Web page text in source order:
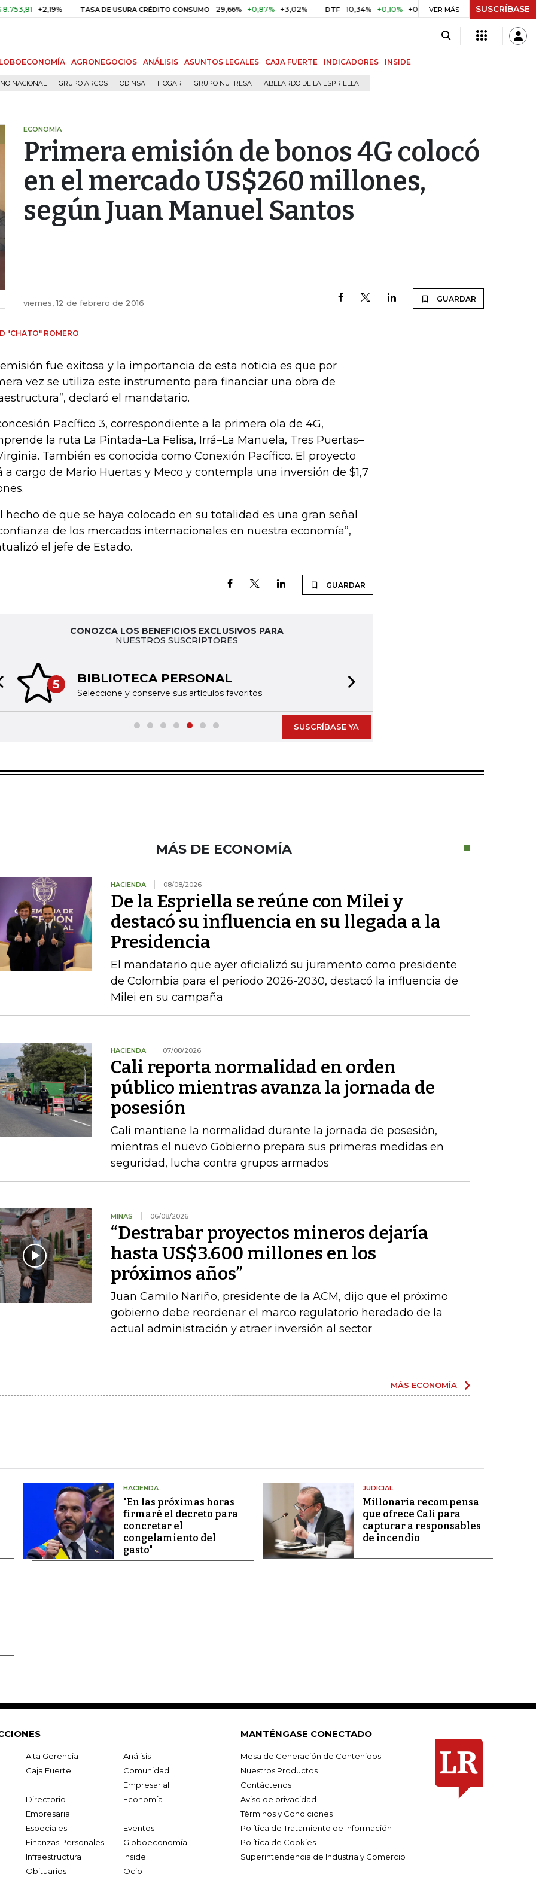
+2,19% TASA DE USURA CRÉDITO CONSUMO 29,66% +0,87% +3,02% DTF 10,34% +0,10% +0,98% UVR $ 417,01 +$ 0,05
VER MÁS SUSCRÍBASE
AGRONEGOCIOS ANÁLISIS ASUNTOS LEGALES CAJA FUERTE INDICADORES INSIDE
NACIONAL GRUPO ARGOS ODINSA HOGAR GRUPO NUTRESA ABELARDO DE LA ESPRIELLA
ECONOMÍA
Primera emisión de bonos 4G colocó
en el mercado US$260 millones,
según Juan Manuel Santos
viernes, 12 de febrero de 2016 GUARDAR
"CHATO" ROMERO
fue exitosa y la importancia de esta noticia es que por
vez se utiliza este instrumento para financiar una obra de
declaró el mandatario.
Pacífico 3, correspondiente a la primera ola de 4G,
la ruta La Pintada–La Felisa, Irrá–La Manuela, Tres Puertas–
También es conocida como Conexión Pacífico. El proyecto
a cargo de Mario Huertas y Meco y contempla una inversión de $1,7
hecho de que se haya colocado en su totalidad es una gran señal
de los mercados internacionales en nuestra economía”,
el jefe de Estado.
GUARDAR
CONOZCA LOS BENEFICIOS EXCLUSIVOS PARA
NUESTROS SUSCRIPTORES
5 BIBLIOTECA PERSONAL
Seleccione y conserve sus artículos favoritos
slide
SUSCRÍBASE YA
MÁS DE ECONOMÍA
HACIENDA 08/08/2026
De la Espriella se reúne con Milei y
destacó su influencia en su llegada a la
Presidencia
El mandatario que ayer oficializó su juramento como presidente
de Colombia para el periodo 2026-2030, destacó la influencia de
Milei en su campaña
HACIENDA 07/08/2026
Cali reporta normalidad en orden
público mientras avanza la jornada de
posesión
Cali mantiene la normalidad durante la jornada de posesión,
mientras el nuevo Gobierno prepara sus primeras medidas en
seguridad, lucha contra grupos armados
MINAS 06/08/2026
“Destrabar proyectos mineros dejaría
hasta US$3.600 millones en los
próximos años”
Juan Camilo Nariño, presidente de la ACM, dijo que el próximo
gobierno debe reordenar el marco regulatorio heredado de la
actual administración y atraer inversión al sector
MÁS ECONOMÍA
HACIENDA
"En las próximas horas
firmaré el decreto para
concretar el
congelamiento del
gasto"
JUDICIAL
Millonaria recompensa
que ofrece Cali para
capturar a responsables
de incendio
Alta Gerencia
Análisis
Caja Fuerte
Comunidad
Empresarial
Directorio
Empresarial
Economía
Especiales
Eventos
Finanzas Personales
Globoeconomía
Infraestructura
Inside
Obituarios
Ocio
MANTÉNGASE CONECTADO
Mesa de Generación de Contenidos
Nuestros Productos
Contáctenos
Aviso de privacidad
Términos y Condiciones
Política de Tratamiento de Información
Política de Cookies
Superintendencia de Industria y Comercio